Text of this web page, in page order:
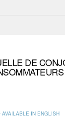
DE
IN ENGLISH